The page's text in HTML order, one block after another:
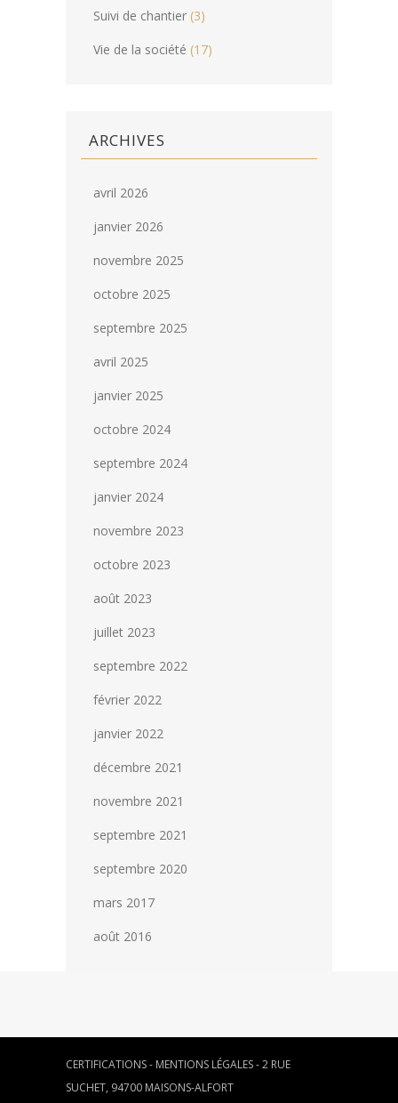
Suivi de chantier (3)
Vie de la société (17)
ARCHIVES
avril 2026
janvier 2026
novembre 2025
octobre 2025
septembre 2025
avril 2025
janvier 2025
octobre 2024
septembre 2024
janvier 2024
novembre 2023
octobre 2023
août 2023
juillet 2023
septembre 2022
février 2022
janvier 2022
décembre 2021
novembre 2021
septembre 2021
septembre 2020
mars 2017
août 2016
CERTIFICATIONS- MENTIONS LÉGALES- 2 RUE
SUCHET, 94700 MAISONS-ALFORT